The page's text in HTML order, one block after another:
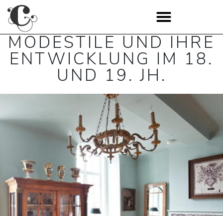
MODESTILE UND IHRE
ENTWICKLUNG IM 18.
UND 19. JH.